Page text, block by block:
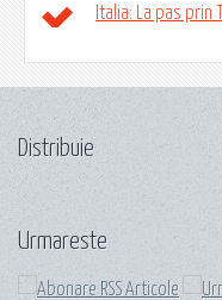
Italia: La pas prin
Distribuie
Urmareste